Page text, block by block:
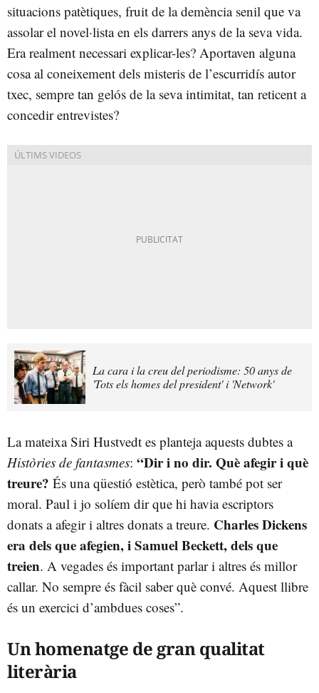
situacions patètiques, fruit de la demència senil que va
assolar el novel·lista en els darrers anys de la seva vida.
Era realment necessari explicar-les? Aportaven alguna
cosa al coneixement dels misteris de l’escurridís autor
txec, sempre tan gelós de la seva intimitat, tan reticent a
concedir entrevistes?
La cara i la creu del periodisme: 50 anys de
'Tots els homes del president' i 'Network'
La mateixa Siri Hustvedt es planteja aquests dubtes a
Històries de fantasmes: “Dir i no dir. Què afegir i què
treure? És una qüestió estètica, però també pot ser
moral. Paul i jo solíem dir que hi havia escriptors
donats a afegir i altres donats a treure. Charles Dickens
era dels que afegien, i Samuel Beckett, dels que
treien. A vegades és important parlar i altres és millor
callar. No sempre és fàcil saber què convé. Aquest llibre
és un exercici d’ambdues coses”.
Un homenatge de gran qualitat
literària